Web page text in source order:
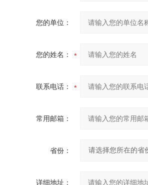
您的单位：
您的姓名：
联系电话：
常用邮箱：
省份：
详细地址：